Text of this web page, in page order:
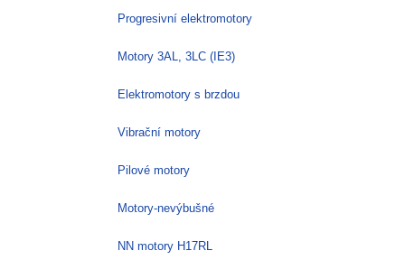
Progresivní elektromotory
Motory 3AL, 3LC (IE3)
Elektromotory s brzdou
Vibrační motory
Pilové motory
Motory-nevýbušné
NN motory H17RL